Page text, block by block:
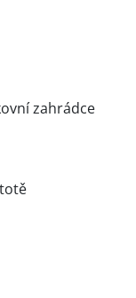
zahrádce